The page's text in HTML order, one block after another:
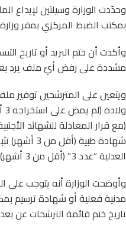
وحدّدت الوزارة وسيلتين لإيداع
بمكتب الضبط المركزي بمقر وزارة النقل الكائن بـ 13 نهج
وأكدت أن ختم البريد أو تاريخ
مشددة على رفض أيّ ملف يرد
ويتعين على المترشحين توفير
(مع قرار المعادلة للشهائد
شهادة
العدلية “عدد 3” (أقل من 3 أشهر).
وأوضحت الوزارة أنه يتوجب على
تاريخ ختم قائمة الترشحات عن